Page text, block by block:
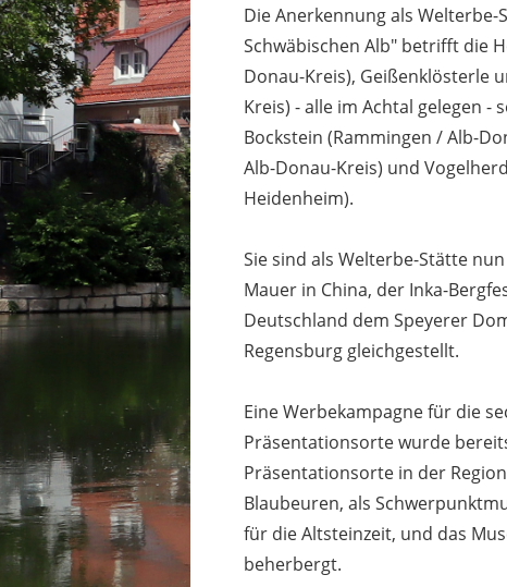
Die Anerkennung als
Schwäbischen Alb" betrifft die
Donau-Kreis), Geißenklösterle
Kreis) - alle im Achtal gelegen -
Bockstein (Rammingen / Alb-
Alb-Donau-Kreis) und
Heidenheim).
Sie sind als Welterbe-Stätte
Mauer in China, der Inka-
Deutschland dem Speyerer
Regensburg gleichgestellt.
Eine Werbekampagne für die
Präsentationsorte wurde
Präsentationsorte in der
Blaubeuren, als
für die Altsteinzeit, und das
beherbergt.